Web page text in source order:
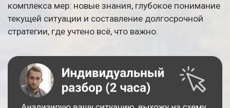
комплекса мер: новые знания, глубокое понимание
текущей ситуации и составление долгосрочной
стратегии, где учтено всё, что важно.